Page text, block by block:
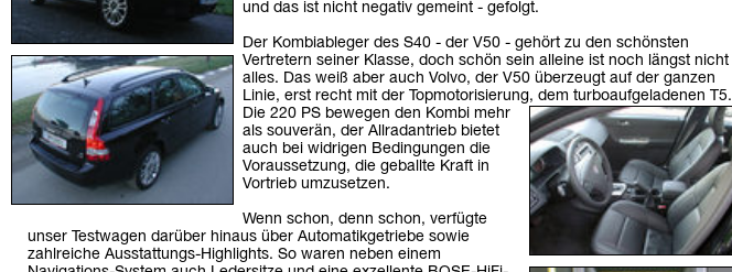
und das ist nicht negativ gemeint - gefolgt.
Der Kombiableger des S40 - der V50 - gehört zu den schönsten
Vertretern seiner Klasse, doch schön sein alleine ist noch längst nicht
alles. Das weiß aber auch Volvo, der V50 überzeugt auf der ganzen
Linie, erst recht mit der Topmotorisierung, dem turboaufgeladenen T5.
Die 220 PS bewegen den Kombi mehr
als souverän, der Allradantrieb bietet
auch bei widrigen Bedingungen die
Voraussetzung, die geballte Kraft in
Vortrieb umzusetzen.
Wenn schon, denn schon, verfügte
unser Testwagen darüber hinaus über Automatikgetriebe sowie
zahlreiche Ausstattungs-Highlights. So waren neben einem